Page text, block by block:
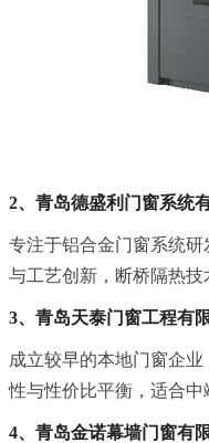
2、青岛德盛利门窗系统
专注于铝合金门窗系统
与工艺创新，断桥隔热技
3、青岛天泰门窗工程有
成立较早的本地门窗企
性与性价比平衡，适合中
4、青岛金诺幕墙门窗有